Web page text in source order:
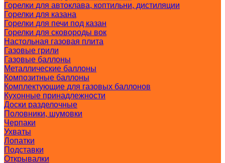
Горелки для автоклава, коптильни, дистиляции
Горелки для казана
Горелки для печи под казан
Горелки для сковороды вок
Настольная газовая плита
Газовые грили
Газовые баллоны
Металлические баллоны
Композитные баллоны
Комплектующие для газовых баллонов
Кухонные принадлежности
Доски разделочные
Половники, шумовки
Черпаки
Ухваты
Лопатки
Подставки
Открывалки